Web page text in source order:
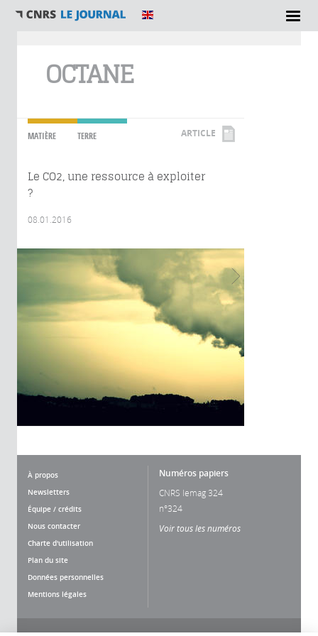
OCTANE
MATIÈRE TERRE ARTICLE
Le CO2, une ressource à exploiter
?
08.01.2016
À propos
Newsletters
Équipe / crédits
Nous contacter
Charte d'utilisation
Plan du site
Données personnelles
Mentions légales
Numéros papiers
CNRS lemag 324
n°324
Voir tous les numéros